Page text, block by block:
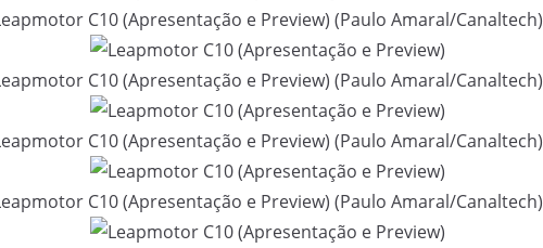
C10 (Apresentação e Preview) (Paulo Amaral/Canaltech)
C10 (Apresentação e Preview) (Paulo Amaral/Canaltech)
C10 (Apresentação e Preview) (Paulo Amaral/Canaltech)
C10 (Apresentação e Preview) (Paulo Amaral/Canaltech)